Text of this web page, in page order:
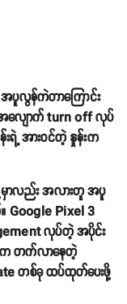
အပူလွန်ကဲတာကြောင်း
အလျောက် turn off လုပ်
ရဲ့ အားဝင်တဲ့ နှုန်းက
ာလည်း အလားတူ အပူ
Pixel 3
လုပ်တဲ့ အပိုင်း
က တက်လာနေတဲ့
တစ်ခု ထပ်ထုတ်ပေးဖို့